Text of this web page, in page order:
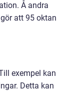
Å andra
att 95 oktan
exempel kan
Detta kan